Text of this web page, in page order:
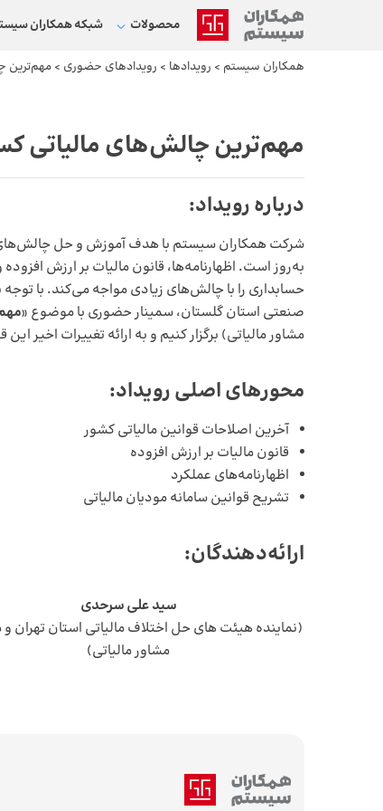
محصولات شبکه‌ همکاران
همکاران سیستم > رویداد‌ها > رویدادهای حضوری > مهم‌ترین
مهم‌ترین چالش‌های مالیاتی
درباره رویداد:
شرکت همکاران سیستم با هدف آموزش و حل چالش‌های
به‌روز است. اظهارنامه‌ها، قانون مالیات بر ارزش
حسابداری را با چالش‌های زیادی مواجه می‌کند. با
صنعتی استان گلستان، سمینار حضوری با موضوع «
مشاور مالیاتی) برگزار کنیم و به ارائه تغییرات اخیر
محورهای اصلی رویداد:
آخرین اصلاحات قوانین مالیاتی کشور
قانون مالیات بر ارزش افزوده
اظهارنامه‌های عملکرد
تشریح قوانین سامانه مودیان مالیاتی
ارائه‌دهندگان:
سید علی سرحدی
(نماینده هیئت های حل اختلاف مالیاتی استان تهران
مشاور مالیاتی)